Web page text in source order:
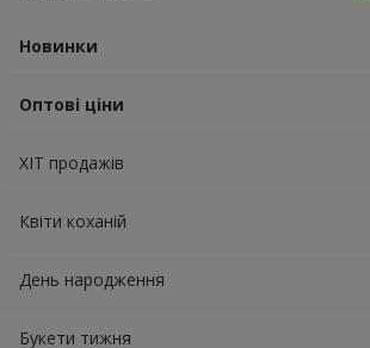
Новинки
Оптові ціни
ХІТ продажів
Квіти коханій
День народження
Букети тижня